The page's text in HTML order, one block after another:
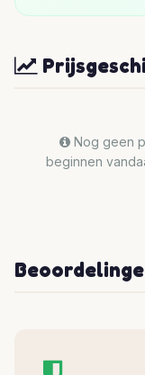
Nog geen
beginnen